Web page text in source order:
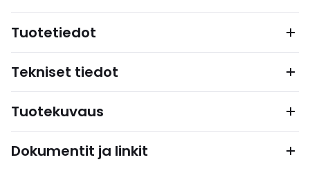
Tuotetiedot
Tekniset tiedot
Tuotekuvaus
Dokumentit ja linkit